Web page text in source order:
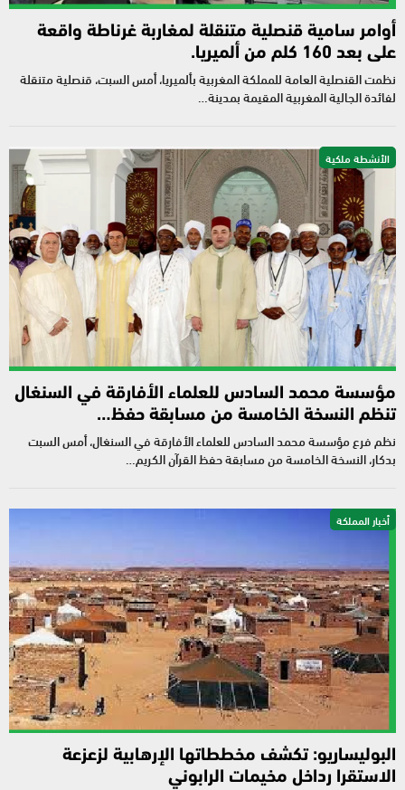
أوامر سامية قنصلية متنقلة لمغاربة غرناطة واقعة
على بعد 160 كلم من ألميريا.
نظمت القنصلية العامة للمملكة المغربية بألميريا، أمس السبت، قنصلية متنقلة
لفائدة الجالية المغربية المقيمة بمدينة…
الأنشطة ملكية
مؤسسة محمد السادس للعلماء الأفارقة في السنغال
تنظم النسخة الخامسة من مسابقة حفظ…
نظم فرع مؤسسة محمد السادس للعلماء الأفارقة في السنغال، أمس السبت
بدكار، النسخة الخامسة من مسابقة حفظ القرآن الكريم…
أخبار المملكة
البوليساريو: تكشف مخططاتها الإرهابية لزعزعة
الاستقرا رداخل مخيمات الرابوني